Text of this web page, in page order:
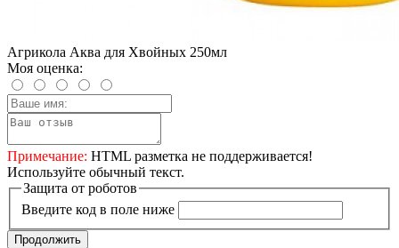
Агрикола Аква для Хвойных 250мл
Моя оценка:
Примечание: HTML разметка не поддерживается!
Используйте обычный текст.
Защита от роботов
Введите код в поле ниже
Продолжить